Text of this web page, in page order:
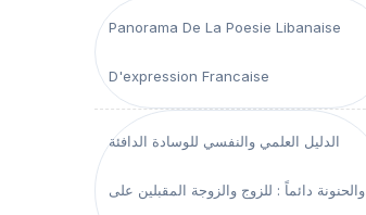
Panorama De La Poesie Libanaise
D'expression Francaise
الدليل العلمي والنفسي للوسادة الدافئة
والحنونة دائماً : للزوج والزوجة المقبلين على